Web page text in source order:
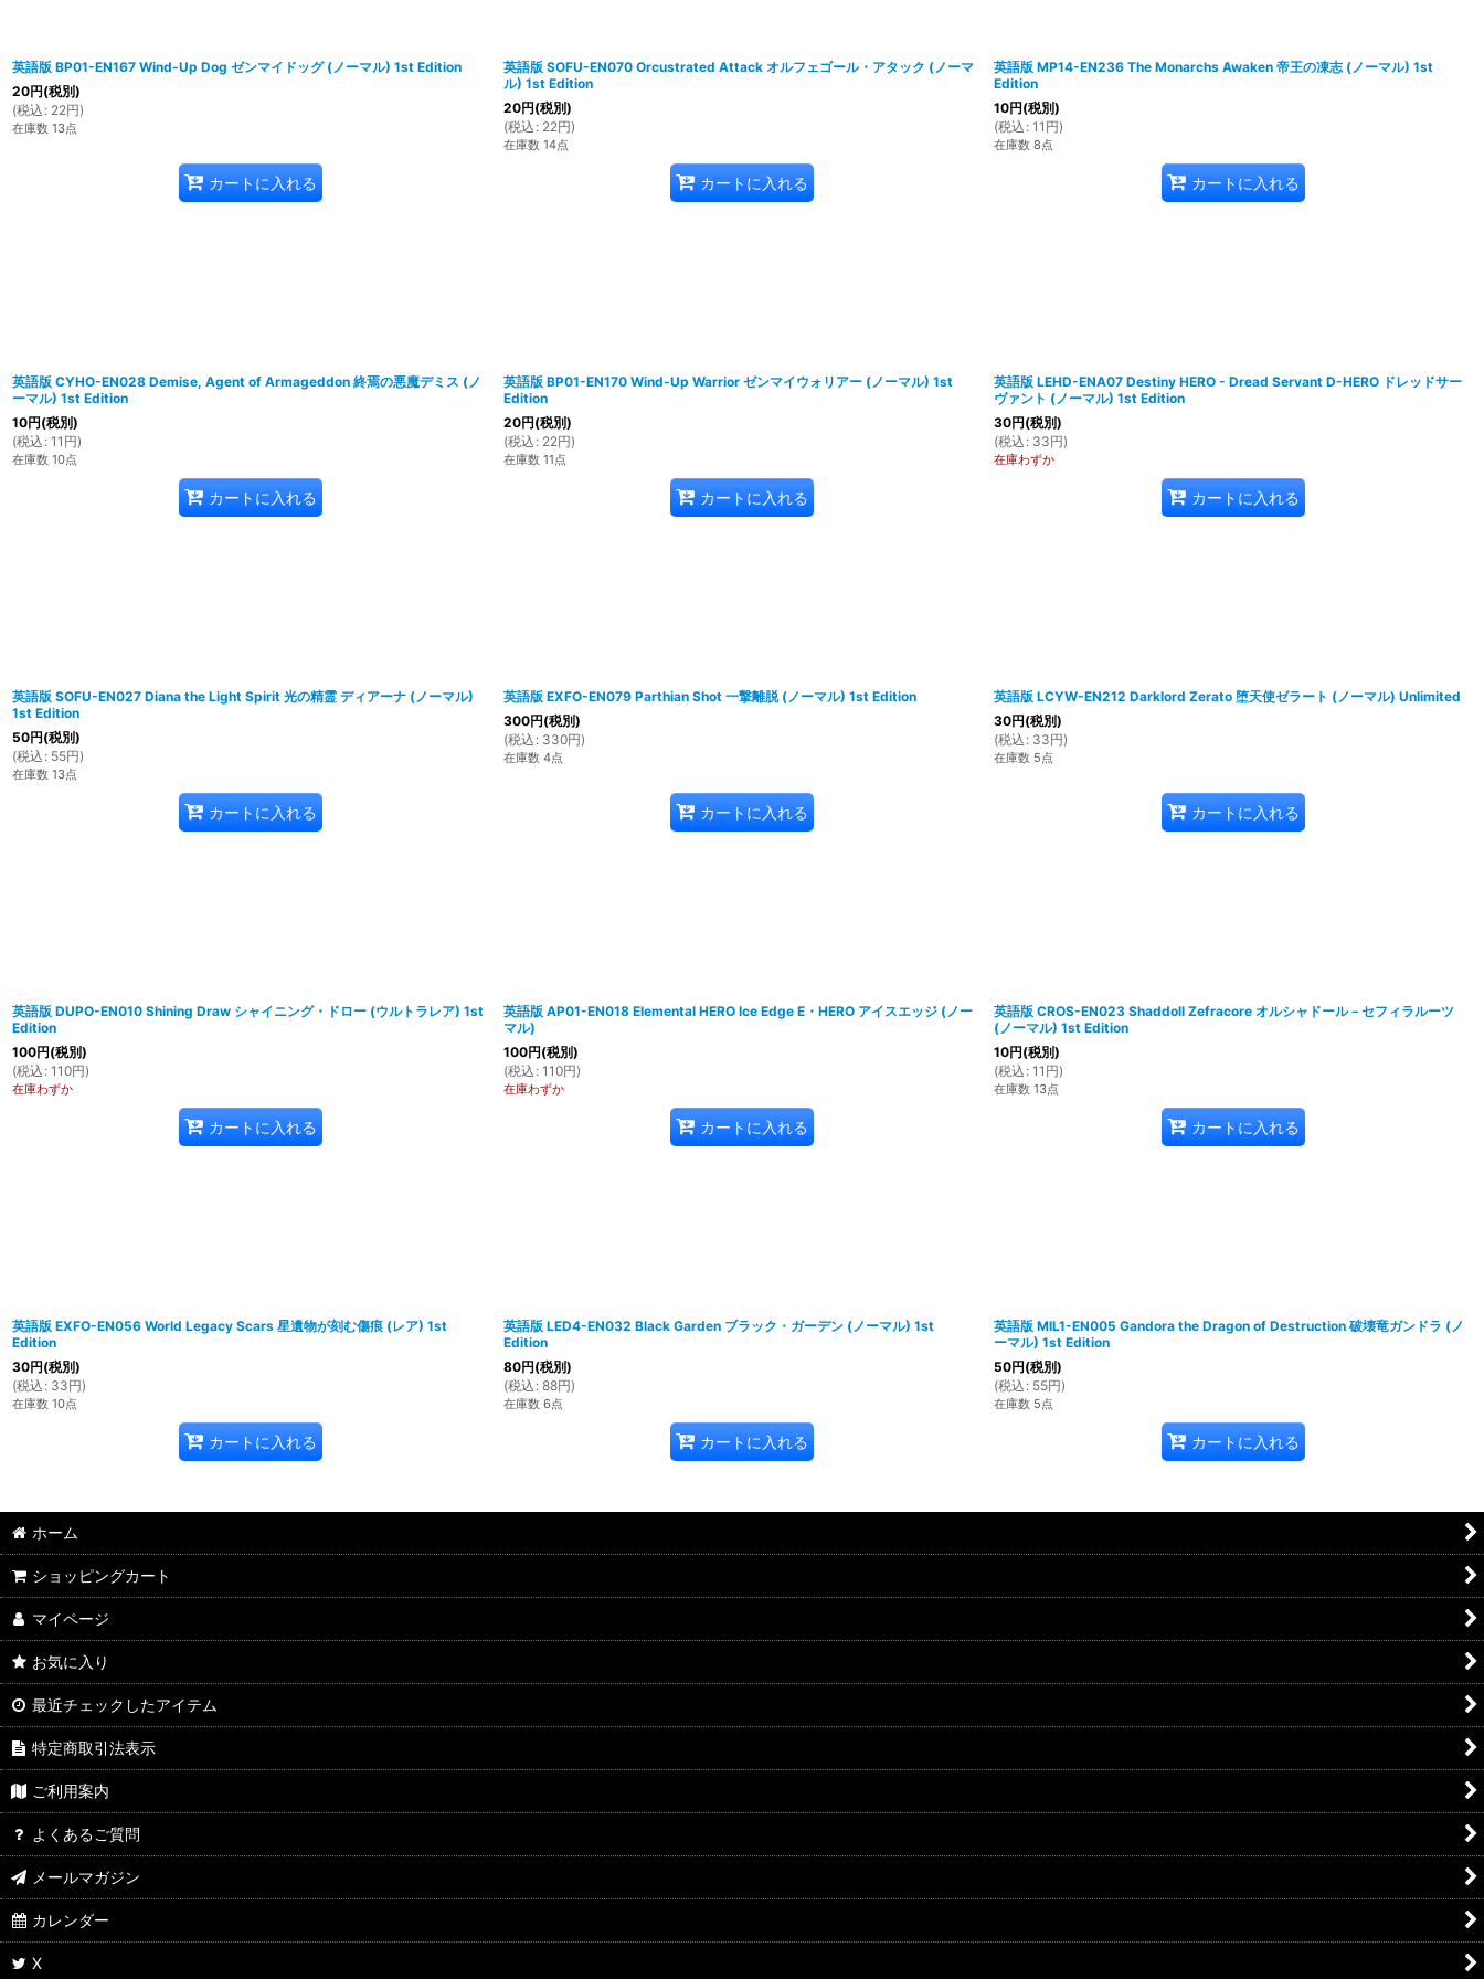
英語版 BP01-EN167 Wind-Up Dog ゼンマイドッグ (ノーマル) 1st Edition
20円(税別)
(税込 : 22円)
在庫数 13点
カートに入れる
英語版 SOFU-EN070 Orcustrated Attack オルフェゴール・アタック (ノーマ
ル) 1st Edition
20円(税別)
(税込 : 22円)
在庫数 14点
カートに入れる
英語版 MP14-EN236 The Monarchs Awaken 帝王の凍志 (ノーマル) 1st
Edition
10円(税別)
(税込 : 11 円)
在庫数 8点
カートに入れる
英語版 CYHO-EN028 Demise, Agent of Armageddon 終焉の悪魔デミス (ノ
ーマル) 1st Edition
10円(税別)
(税込 : 11 円)
在庫数 10点
カートに入れる
英語版 BP01-EN170 Wind-Up Warrior ゼンマイウォリアー (ノーマル) 1st
Edition
20円(税別)
(税込 : 22円)
在庫数 11点
カートに入れる
英語版 LEHD-ENA07 Destiny HERO - Dread Servant D-HERO ドレッドサー
ヴァント (ノーマル) 1st Edition
30円(税別)
(税込 : 33円)
在庫わずか
カートに入れる
英語版 SOFU-EN027 Diana the Light Spirit 光の精霊 ディアーナ (ノーマル)
1st Edition
50円(税別)
(税込 : 55円)
在庫数 13点
カートに入れる
英語版 EXFO-EN079 Parthian Shot 一撃離脱 (ノーマル) 1st Edition
300円(税別)
(税込 : 330円)
在庫数 4点
カートに入れる
英語版 LCYW-EN212 Darklord Zerato 堕天使ゼラート (ノーマル) Unlimited
30円(税別)
(税込 : 33円)
在庫数 5点
カートに入れる
英語版 DUPO-EN010 Shining Draw シャイニング・ドロー (ウルトラレア) 1st
Edition
100円(税別)
(税込 : 110円)
在庫わずか
カートに入れる
英語版 AP01-EN018 Elemental HERO Ice Edge E・HERO アイスエッジ (ノー
マル)
100円(税別)
(税込 : 110円)
在庫わずか
カートに入れる
英語版 CROS-EN023 Shaddoll Zefracore オルシャドール－セフィラルーツ
(ノーマル) 1st Edition
10円(税別)
(税込 : 11 円)
在庫数 13点
カートに入れる
英語版 EXFO-EN056 World Legacy Scars 星遺物が刻む傷痕 (レア) 1st
Edition
30円(税別)
(税込 : 33円)
在庫数 10点
カートに入れる
英語版 LED4-EN032 Black Garden ブラック・ガーデン (ノーマル) 1st
Edition
80円(税別)
(税込 : 88円)
在庫数 6点
カートに入れる
英語版 MIL1-EN005 Gandora the Dragon of Destruction 破壊竜ガンドラ (ノ
ーマル) 1st Edition
50円(税別)
(税込 : 55円)
在庫数 5点
カートに入れる
ホーム
ショッピングカート
マイページ
お気に入り
最近チェックしたアイテム
特定商取引法表示
ご利用案内
よくあるご質問
メールマガジン
カレンダー
X